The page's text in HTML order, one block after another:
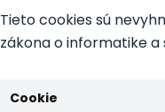
Tieto cookies sú
zákona o informatike a
Cookie